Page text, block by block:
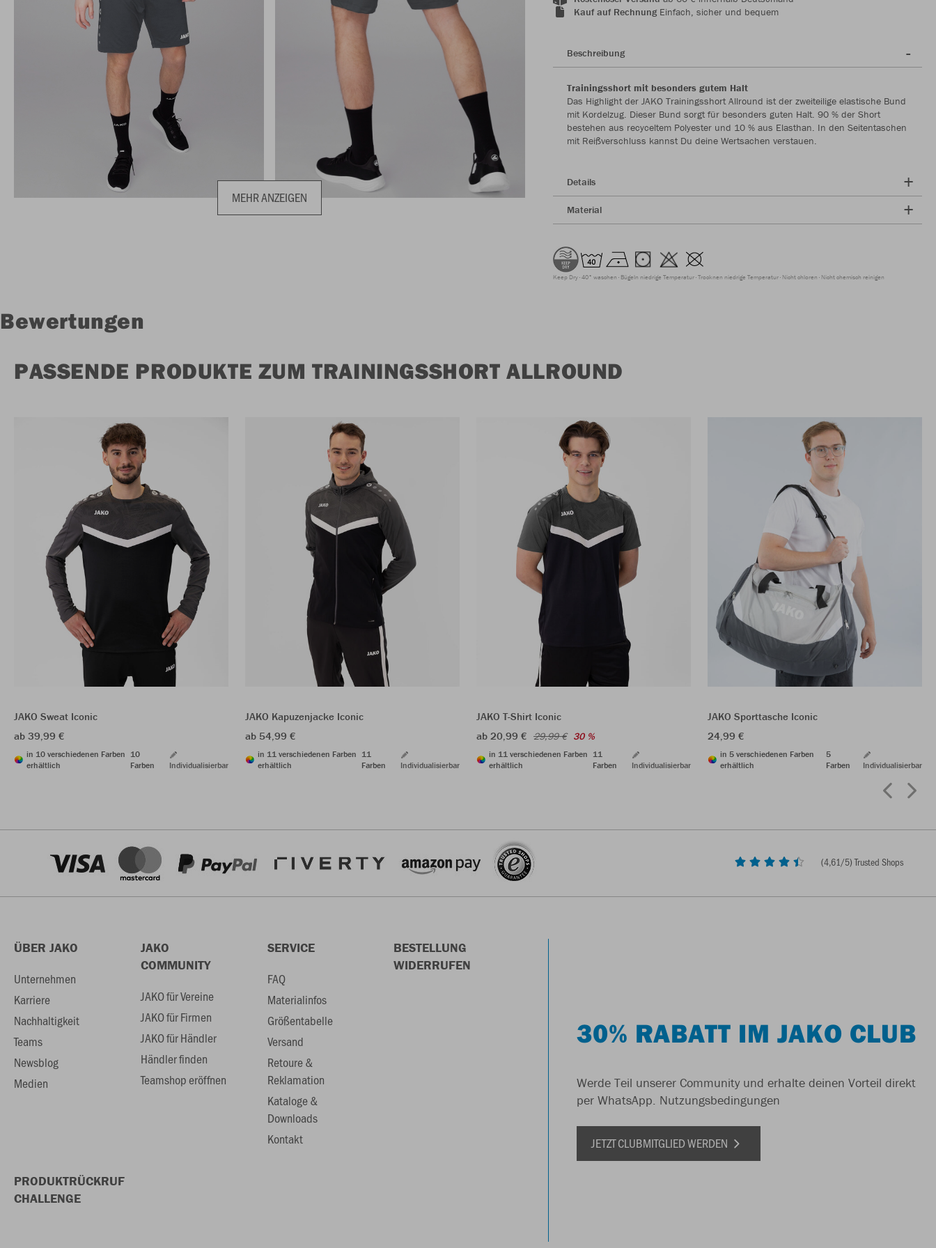
MEHR ANZEIGEN
Kauf auf RechnungEinfach, sicher und bequem
Beschreibung
Trainingsshort mit besonders gutem Halt
Das Highlight der JAKO Trainingsshort Allround ist der zweiteilige elastische Bund
mit Kordelzug. Dieser Bund sorgt für besonders guten Halt. 90 % der Short
bestehen aus recyceltem Polyester und 10 % aus Elasthan. In den Seitentaschen
mit Reißverschluss kannst Du deine Wertsachen verstauen.
Details
Material
Keep Dry 40° waschen Bügeln niedrige Temperatur Trocknen niedrige Temperatur Nicht chloren Nicht chemisch reinigen
Bewertungen
PASSENDE PRODUKTE ZUM TRAININGSSHORT ALLROUND
JAKO Sweat Iconic
ab 39,99 €
in 10 verschiedenen Farben
erhältlich
10
Farben
Individualisierbar
JAKO Kapuzenjacke Iconic
ab 54,99 €
in 11 verschiedenen Farben
erhältlich
11
Farben
Individualisierbar
JAKO T-Shirt Iconic
ab 20,99 € 29,99 € 30 %
in 11 verschiedenen Farben
erhältlich
11
Farben
Individualisierbar
JAKO Sporttasche Iconic
24,99 €
in 5 verschiedenen Farben
erhältlich
5
Farben
Individualisierbar
(4,61/5) Trusted Shops
ÜBER JAKO
Unternehmen
Karriere
Nachhaltigkeit
Teams
Newsblog
Medien
JAKO
COMMUNITY
JAKO für Vereine
JAKO für Firmen
JAKO für Händler
Händler finden
Teamshop eröffnen
SERVICE
FAQ
Materialinfos
Größentabelle
Versand
Retoure &
Reklamation
Kataloge &
Downloads
Kontakt
BESTELLUNG
WIDERRUFEN
PRODUKTRÜCKRUF
CHALLENGE
30% RABATT IM JAKO CLUB
Werde Teil unserer Community und erhalte deinen Vorteil direkt
per WhatsApp. Nutzungsbedingungen
JETZT CLUBMITGLIED WERDEN